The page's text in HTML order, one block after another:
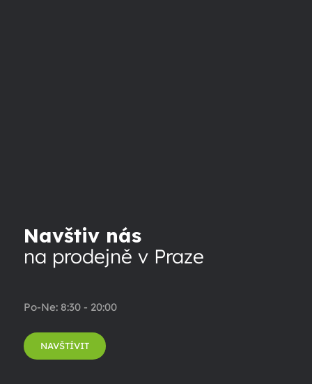
Navštiv nás
na prodejně v Praze
Po-Ne: 8:30 - 20:00
NAVŠTÍVIT